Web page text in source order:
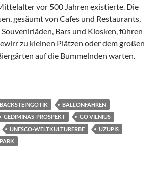
vor 500 Jahren existierte. Die
gesäumt von Cafes und Restaurants,
Bars und Kiosken, führen
zu kleinen Plätzen oder dem großen
auf die Bummelnden warten.
AUS DEM MITTELALTER
BACKSTEINGOTIK
BALLONFAHREN
GEDIMINAS-PROSPEKT
GO VILNIUS
UNESCO-WELTKULTURERBE
UZUPIS